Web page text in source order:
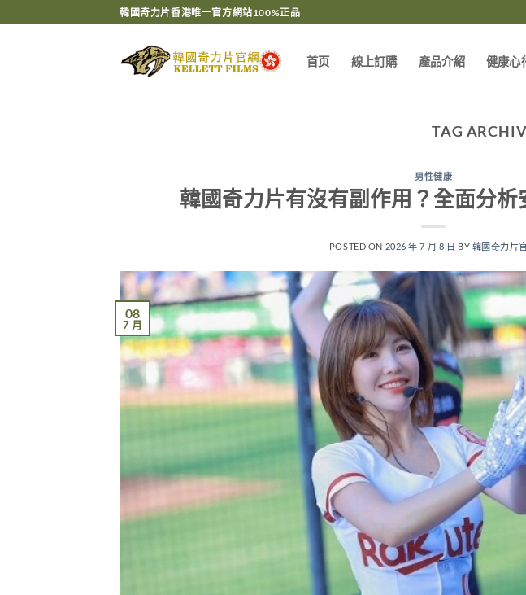
to
韓國奇力片香港唯一官方網站100%正品
首页 線上訂購 產品介紹 健康心
TAG
男性健康
韓國奇力片有沒有副作用？全面分
POSTED ON 2026 年 7 月 8 日 BY 韓國奇力片
08
7 月